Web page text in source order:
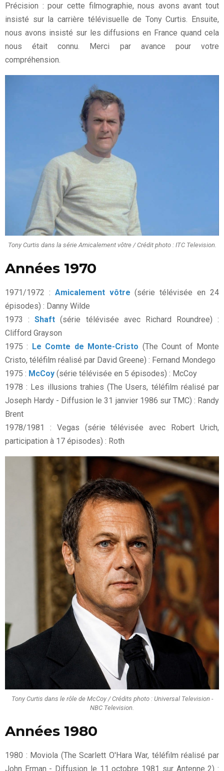
Précision : pour cette filmographie, nous avons avant tout
insisté sur la carrière télévisuelle de Tony Curtis. Ensuite,
nous avons insisté sur les diffusions en France quand cela
nous était connu. Merci par avance pour votre
compréhension.
Tony Curtis dans la série Amicalement vôtre / Crédit photo : ITC Television.
Années 1970
1971/1972 : Amicalement vôtre (série télévisée en 24
épisodes) : Danny Wilde
1973 :Shaft (série télévisée avec Richard Roundree) :
Clifford Grayson
1975 :
Le Comte de Monte-Cristo (The Count of Monte
Cristo, téléfilm réalisé par David Greene) : Fernand Mondego
1975 : McCoy (série télévisée en 5 épisodes) : McCoy
1978 : Les illusions trahies (The Users, téléfilm réalisé par
Joseph Hardy - Diffusion le 31 janvier 1986 sur TMC) : Randy
Brent
1978/1981 : Vegas (série télévisée avec Robert Urich,
participation à 17 épisodes) : Roth
Tony Curtis dans le rôle de McCoy / Crédits photo : Universal Television -
NBC Television.
Années 1980
1980 : Moviola (The Scarlett O'Hara War, téléfilm réalisé par
John Erman - Diffusion le 11 octobre 1981 sur Antenne 2) :